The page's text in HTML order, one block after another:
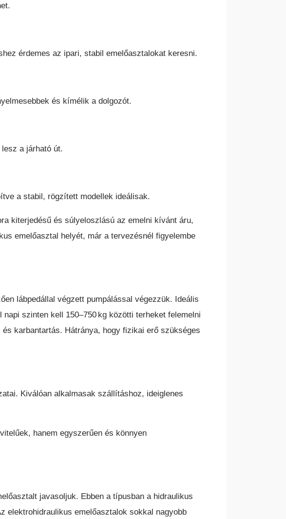
érdemes az ipari, stabil emelőasztalokat keresni.
és kímélik a dolgozót.
a járható út.
a stabil, rögzített modellek ideálisak.
kiterjedésű és súlyeloszlású az emelni kívánt áru,
emelőasztal helyét, már a tervezésnél figyelembe
lábpedállal végzett pumpálással végezzük. Ideális
szinten kell 150–750 kg közötti terheket felemelni
karbantartás. Hátránya, hogy fizikai erő szükséges
Kiválóan alkalmasak szállításhoz, ideiglenes
hanem egyszerűen és könnyen
javasoljuk. Ebben a típusban a hidraulikus
elektrohidraulikus emelőasztalok sokkal nagyobb